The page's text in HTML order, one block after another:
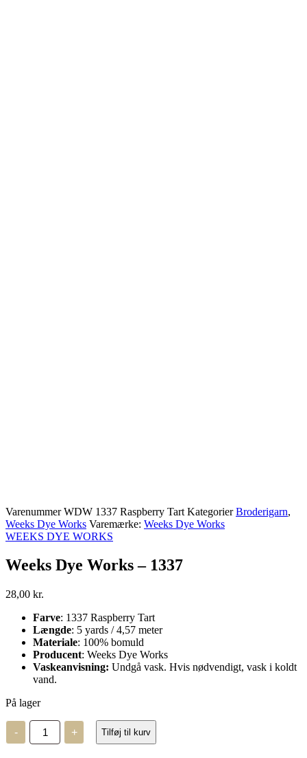
VarenummerWDW 1337 Raspberry Tart Kategorier Broderigarn,
Weeks Dye Works Varemærke: Weeks Dye Works
WEEKS DYE WORKS
Weeks Dye Works – 1337
28,00 kr.
Farve: 1337 Raspberry Tart
Længde: 5 yards / 4,57 meter
Materiale: 100% bomuld
Producent: Weeks Dye Works
Vaskeanvisning: Undgå vask. Hvis nødvendigt, vask i koldt
vand.
På lager
-
Weeks
Dye
Works
+ Tilføj til kurv